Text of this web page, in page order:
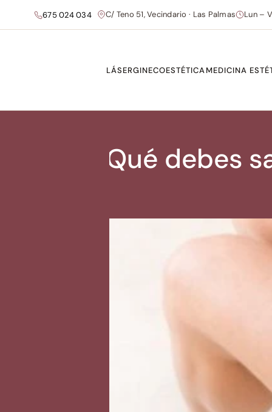
675 024 034 C/ Teno 51, Vecindario · Las Palmas Lun –
LÁSERGINECOESTÉTICAMEDICINA
Qué debes